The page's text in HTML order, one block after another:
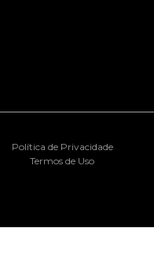
Política de Privacidade
Termos de Uso